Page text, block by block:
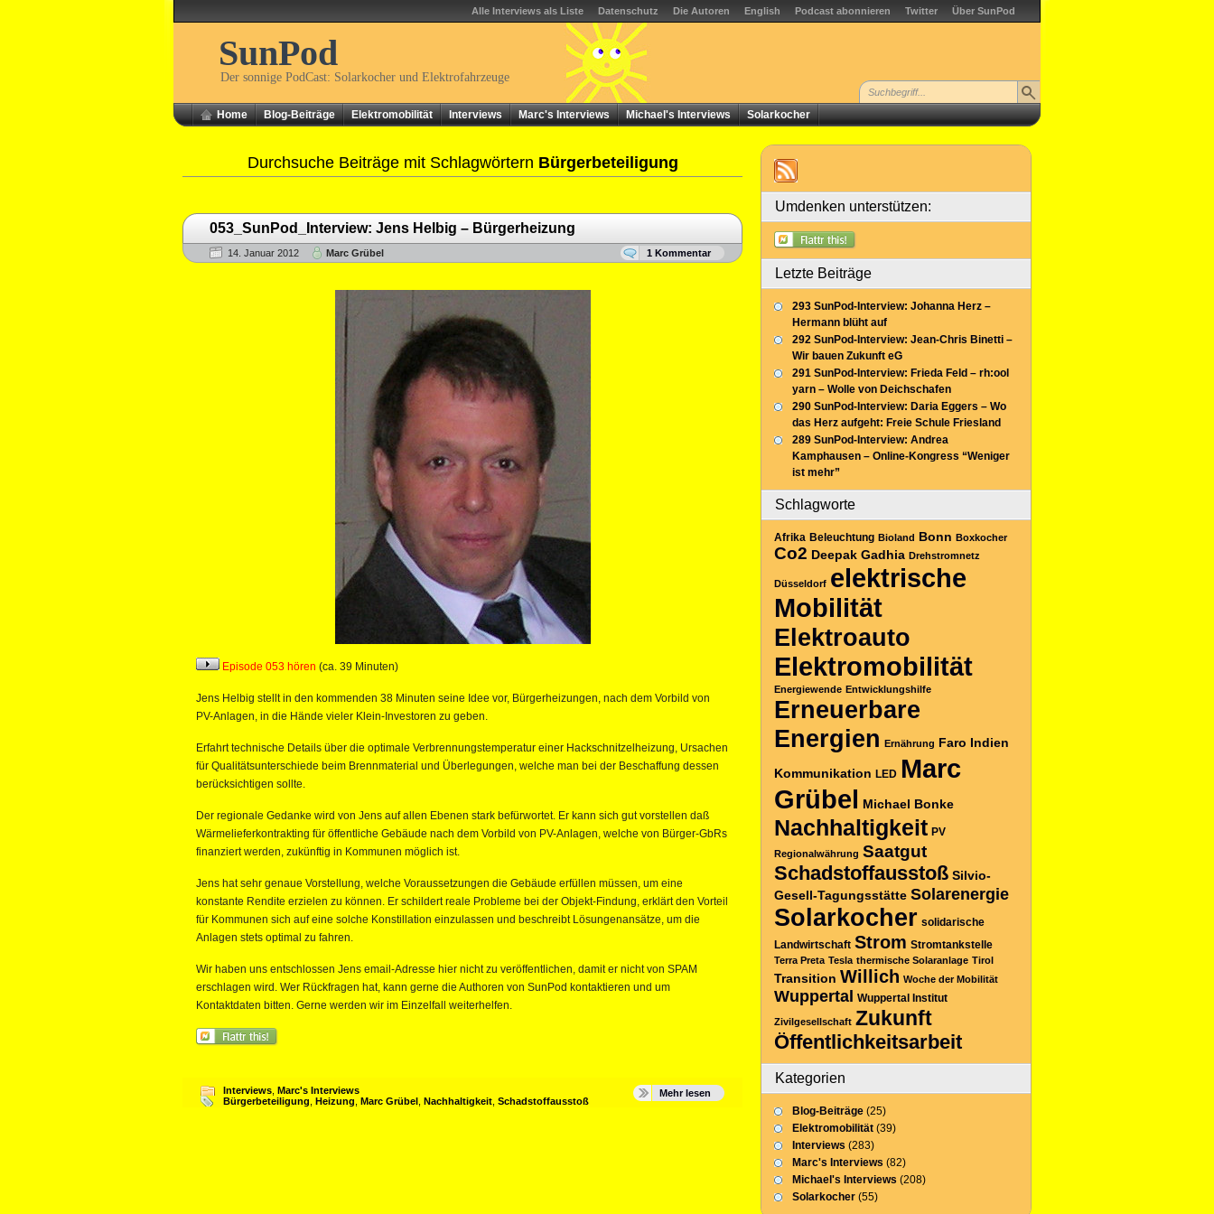
Alle Interviews als Liste Datenschutz Die Autoren English Podcast abonnieren Twitter Über SunPod
SunPod
Der sonnige PodCast: Solarkocher und Elektrofahrzeuge
Home Blog-Beiträge Elektromobilität Interviews Marc's Interviews Michael's Interviews Solarkocher
Durchsuche Beiträge mit Schlagwörtern Bürgerbeteiligung
053_SunPod_Interview: Jens Helbig – Bürgerheizung
14. Januar 2012 Marc Grübel 1 Kommentar
Episode 053 hören (ca. 39 Minuten)
Jens Helbig stellt in den kommenden 38 Minuten seine Idee vor, Bürgerheizungen, nach dem Vorbild von
PV-Anlagen, in die Hände vieler Klein-Investoren zu geben.
Erfahrt technische Details über die optimale Verbrennungstemperatur einer Hackschnitzelheizung, Ursachen
für Qualitätsunterschiede beim Brennmaterial und Überlegungen, welche man bei der Beschaffung dessen
berücksichtigen sollte.
Der regionale Gedanke wird von Jens auf allen Ebenen stark befürwortet. Er kann sich gut vorstellen daß
Wärmelieferkontrakting für öffentliche Gebäude nach dem Vorbild von PV-Anlagen, welche von Bürger-GbRs
finanziert werden, zukünftig in Kommunen möglich ist.
Jens hat sehr genaue Vorstellung, welche Voraussetzungen die Gebäude erfüllen müssen, um eine
konstante Rendite erzielen zu können. Er schildert reale Probleme bei der Objekt-Findung, erklärt den Vorteil
für Kommunen sich auf eine solche Konstillation einzulassen und beschreibt Lösungenansätze, um die
Anlagen stets optimal zu fahren.
Wir haben uns entschlossen Jens email-Adresse hier nicht zu veröffentlichen, damit er nicht von SPAM
erschlagen wird. Wer Rückfragen hat, kann gerne die Authoren von SunPod kontaktieren und um
Kontaktdaten bitten. Gerne werden wir im Einzelfall weiterhelfen.
Interviews Marc's Interviews
Bürgerbeteiligung Heizung Marc Grübel Nachhaltigkeit Schadstoffausstoß
Mehr lesen
Umdenken unterstützen:
Letzte Beiträge
293 SunPod-Interview: Johanna Herz –
Hermann blüht auf
292 SunPod-Interview: Jean-Chris Binetti –
Wir bauen Zukunft eG
291 SunPod-Interview: Frieda Feld – rh:ool
yarn – Wolle von Deichschafen
290 SunPod-Interview: Daria Eggers – Wo
das Herz aufgeht: Freie Schule Friesland
289 SunPod-Interview: Andrea
Kamphausen – Online-Kongress “Weniger
ist mehr”
Schlagworte
Afrika Beleuchtung Bioland Bonn Boxkocher
Co2 Deepak Gadhia Drehstromnetz
Düsseldorf elektrische
Mobilität
Elektroauto
Elektromobilität
Energiewende Entwicklungshilfe
Erneuerbare
Energien Ernährung Faro Indien
Kommunikation LED Marc
Grübel Michael Bonke
Nachhaltigkeit PV
Regionalwährung Saatgut
Schadstoffausstoß Silvio-
Gesell-Tagungsstätte Solarenergie
Solarkocher solidarische
Landwirtschaft Strom Stromtankstelle
Terra Preta Tesla thermische Solaranlage Tirol
Transition Willich Woche der Mobilität
Wuppertal Wuppertal Institut
Zivilgesellschaft Zukunft
Öffentlichkeitsarbeit
Kategorien
Blog-Beiträge (25)
Elektromobilität (39)
Interviews (283)
Marc's Interviews (82)
Michael's Interviews (208)
Solarkocher (55)